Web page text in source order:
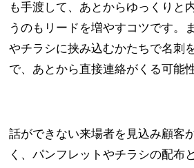
も手渡して、あとからゆっくりと
うのもリードを増やすコツです。
やチラシに挟み込むかたちで名刺
で、あとから直接連絡がくる可能
話ができない来場者を見込み顧客
く、パンフレットやチラシの配布